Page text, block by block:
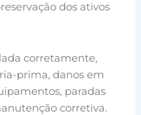
dos ativos
corretamente,
prima, danos em
paradas
corretiva.